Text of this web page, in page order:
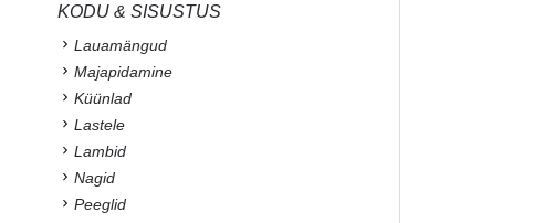
KODU & SISUSTUS
Lauamängud
Majapidamine
Küünlad
Lastele
Lambid
Nagid
Peeglid